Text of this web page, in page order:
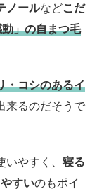
ノールなどこだ
」の自まつ毛
・コシのあるイ
来るのだそうで
いやすく、 寝る
すいのもポイ